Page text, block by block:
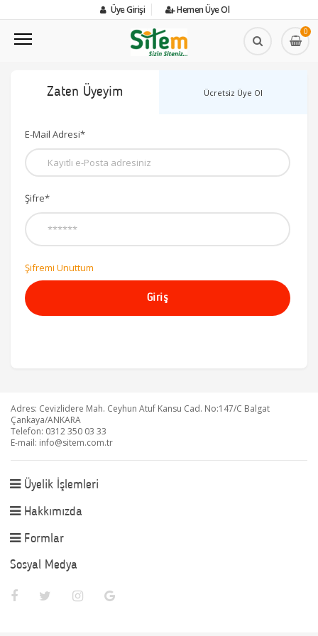
Üye Girişi Hemen Üye Ol
0
Zaten Üyeyim Ücretsiz Üye Ol
E-Mail Adresi*
Şifre*
Şifremi Unuttum
Giriş
Adres: Cevizlidere Mah. Ceyhun Atuf Kansu Cad. No:147/C Balgat
Çankaya/ANKARA
Telefon: 0312 350 03 33
E-mail: info@sitem.com.tr
Üyelik İşlemleri
Hakkımızda
Formlar
Sosyal Medya